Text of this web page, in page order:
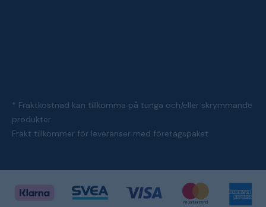
* Fraktkostnad kan tillkomma på tunga och/eller skrymmande
produkter
Frakt tillkommer för leveranser med företagspaket